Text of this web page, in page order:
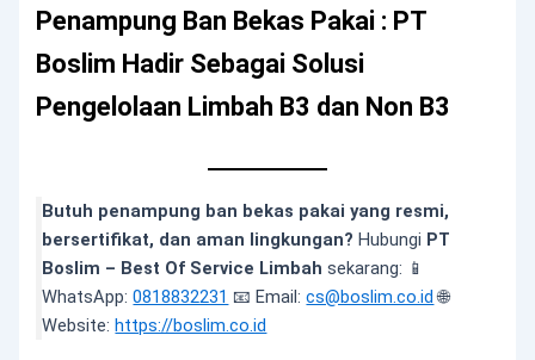
Penampung Ban Bekas Pakai : PT
Boslim Hadir Sebagai Solusi
Pengelolaan Limbah B3 dan Non B3
Butuh penampung ban bekas pakai yang resmi,
bersertifikat, dan aman lingkungan? Hubungi PT
Boslim – Best Of Service Limbah sekarang: 📱
WhatsApp:0818832231 📧 Email:cs@boslim.co.id🌐
Website:https://boslim.co.id